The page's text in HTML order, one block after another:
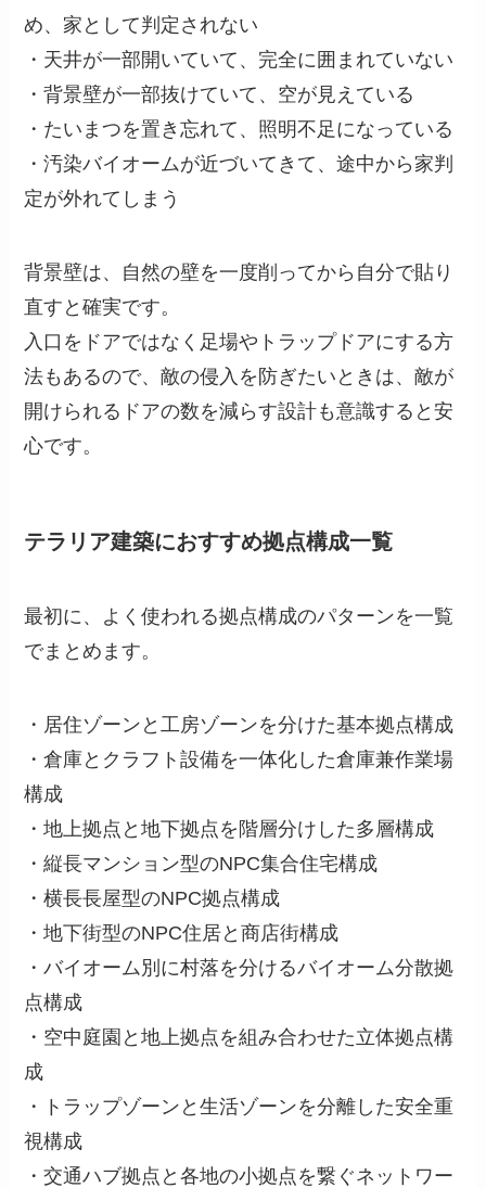
め、家として判定されない
・天井が一部開いていて、完全に囲まれていない
・背景壁が一部抜けていて、空が見えている
・たいまつを置き忘れて、照明不足になっている
・汚染バイオームが近づいてきて、途中から家判
定が外れてしまう
背景壁は、自然の壁を一度削ってから自分で貼り
直すと確実です。
入口をドアではなく足場やトラップドアにする方
法もあるので、敵の侵入を防ぎたいときは、敵が
開けられるドアの数を減らす設計も意識すると安
心です。
テラリア建築におすすめ拠点構成一覧
最初に、よく使われる拠点構成のパターンを一覧
でまとめます。
・居住ゾーンと工房ゾーンを分けた基本拠点構成
・倉庫とクラフト設備を一体化した倉庫兼作業場
構成
・地上拠点と地下拠点を階層分けした多層構成
・縦長マンション型のNPC集合住宅構成
・横長長屋型のNPC拠点構成
・地下街型のNPC住居と商店街構成
・バイオーム別に村落を分けるバイオーム分散拠
点構成
・空中庭園と地上拠点を組み合わせた立体拠点構
成
・トラップゾーンと生活ゾーンを分離した安全重
視構成
・交通ハブ拠点と各地の小拠点を繋ぐネットワー